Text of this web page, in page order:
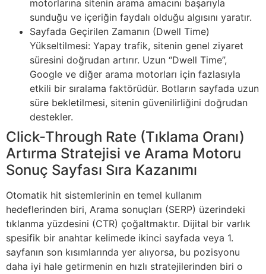
motorlarına sitenin arama amacını başarıyla
sunduğu ve içeriğin faydalı olduğu algısını yaratır.
Sayfada Geçirilen Zamanın (Dwell Time)
Yükseltilmesi: Yapay trafik, sitenin genel ziyaret
süresini doğrudan artırır. Uzun “Dwell Time”,
Google ve diğer arama motorları için fazlasıyla
etkili bir sıralama faktörüdür. Botların sayfada uzun
süre bekletilmesi, sitenin güvenilirliğini doğrudan
destekler.
Click-Through Rate (Tıklama Oranı)
Artırma Stratejisi ve Arama Motoru
Sonuç Sayfası Sıra Kazanımı
Otomatik hit sistemlerinin en temel kullanım
hedeflerinden biri, Arama sonuçları (SERP) üzerindeki
tıklanma yüzdesini (CTR) çoğaltmaktır. Dijital bir varlık
spesifik bir anahtar kelimede ikinci sayfada veya 1.
sayfanın son kısımlarında yer alıyorsa, bu pozisyonu
daha iyi hale getirmenin en hızlı stratejilerinden biri o